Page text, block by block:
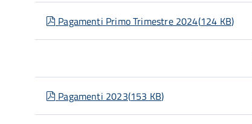
pdf
Pagamenti Primo Trimestre 2024(124 KB)
pdf
Pagamenti 2023(153 KB)